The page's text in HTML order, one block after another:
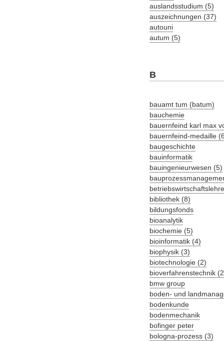
auslandsstudium (5)
auszeichnungen (37)
autouni
autum (5)
B
bauamt tum (batum)
bauchemie
bauernfeind karl max
bauernfeind-medaille
baugeschichte
bauinformatik
bauingenieurwesen (5)
bibliothek (8)
bildungsfonds
bioanalytik
biochemie (5)
bioinformatik (4)
biophysik (3)
biotechnologie (2)
bioverfahrenstechnik
bmw group
boden- und
bodenkunde
bodenmechanik
bofinger peter
bologna-prozess (3)